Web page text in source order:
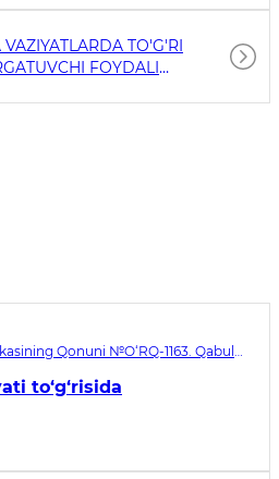
TO'G'RI
FOYDALI
Qonuni №O‘RQ-1163. Qabul
to‘g‘risida